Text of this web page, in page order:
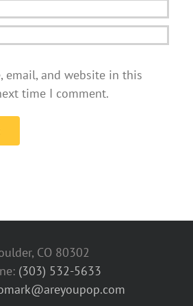
email, and website in this
time I comment.
CO 80302
(303) 532-5633‬